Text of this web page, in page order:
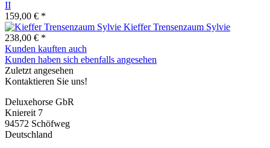
II
159,00 € *
Kieffer Trensenzaum Sylvie
238,00 € *
Kunden kauften auch
Kunden haben sich ebenfalls angesehen
Zuletzt angesehen
Kontaktieren Sie uns!
Deluxehorse GbR
Kniereit 7
94572 Schöfweg
Deutschland